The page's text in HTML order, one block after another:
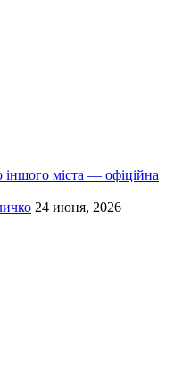
іншого міста — офіційна
24 июня, 2026